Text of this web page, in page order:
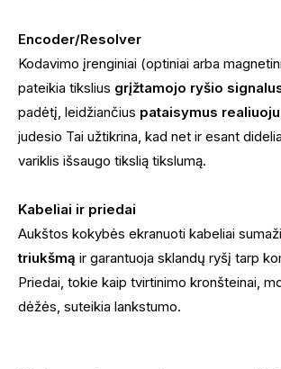
Encoder/Resolver
Kodavimo įrenginiai (optiniai arba
pateikia tikslius grįžtamojo ryšio
padėtį, leidžiančius pataisymus
judesio Tai užtikrina, kad net ir esant
variklis išsaugo tikslią tikslumą.
Kabeliai ir priedai
Aukštos kokybės ekranuoti kabeliai
triukšmą ir garantuoja sklandų ryšį tarp
Priedai, tokie kaip tvirtinimo kronšteinai,
dėžės, suteikia lankstumo.